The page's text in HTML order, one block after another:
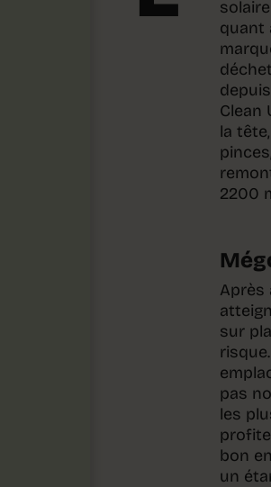
quant
Clean
la
2200
Après
sur
pas
les
bon
un